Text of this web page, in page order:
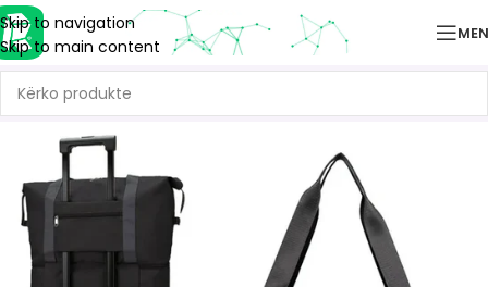
Skip to navigation
Skip to main content